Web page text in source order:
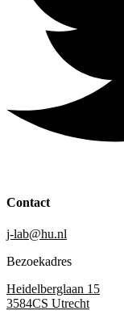
Contact
j-lab@hu.nl
Bezoekadres
Heidelberglaan 15
3584CS Utrecht